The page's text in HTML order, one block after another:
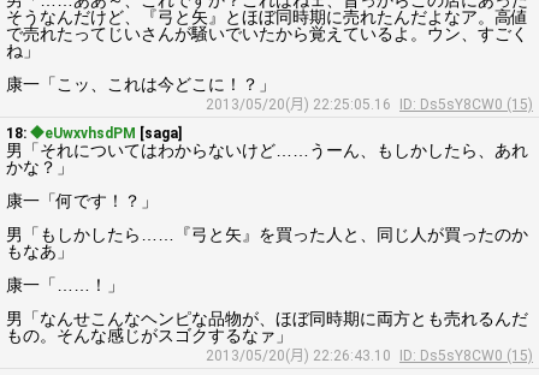
そうなんだけど、『弓と矢』とほぼ同時期に売れたんだよなア。高値
で売れたってじいさんが騒いでいたから覚えているよ。ウン、すごく
ね」
康一「こッ、これは今どこに！？」
2013/05/20(月) 22:25:05.16
ID: Ds5sY8CW0 (15)
18: ◆eUwxvhsdPM [saga]
男「それについてはわからないけど……うーん、もしかしたら、あれ
かな？」
康一「何です！？」
男「もしかしたら……『弓と矢』を買った人と、同じ人が買ったのか
もなあ」
康一「……！」
男「なんせこんなヘンピな品物が、ほぼ同時期に両方とも売れるんだ
もの。そんな感じがスゴクするなァ」
2013/05/20(月) 22:26:43.10
ID: Ds5sY8CW0 (15)